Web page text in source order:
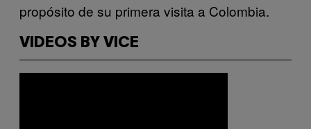
propósito de su primera visita a Colombia.
VIDEOS BY VICE